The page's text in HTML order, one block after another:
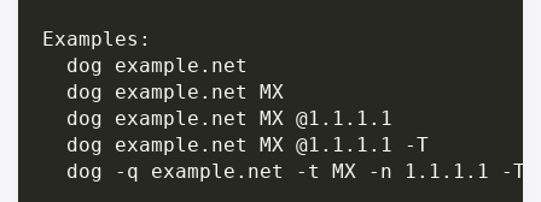
Examples:
dog example.net
dog example.net MX
dog example.net MX @1.1.1.1
dog example.net MX @1.1.1.1 -T
dog -q example.net -t MX -n 1.1.1.1 -T